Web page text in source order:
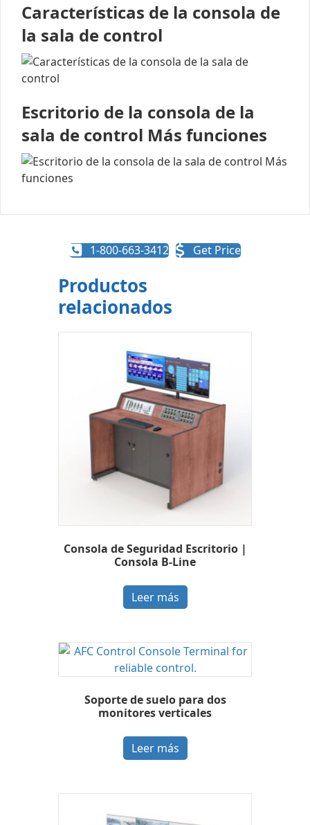
Características de la consola de
la sala de control
Escritorio de la consola de la
sala de control Más funciones
1-800-663-3412 Get Price
Productos
relacionados
Consola de Seguridad Escritorio |
Consola B-Line
Leer más
Soporte de suelo para dos
monitores verticales
Leer más